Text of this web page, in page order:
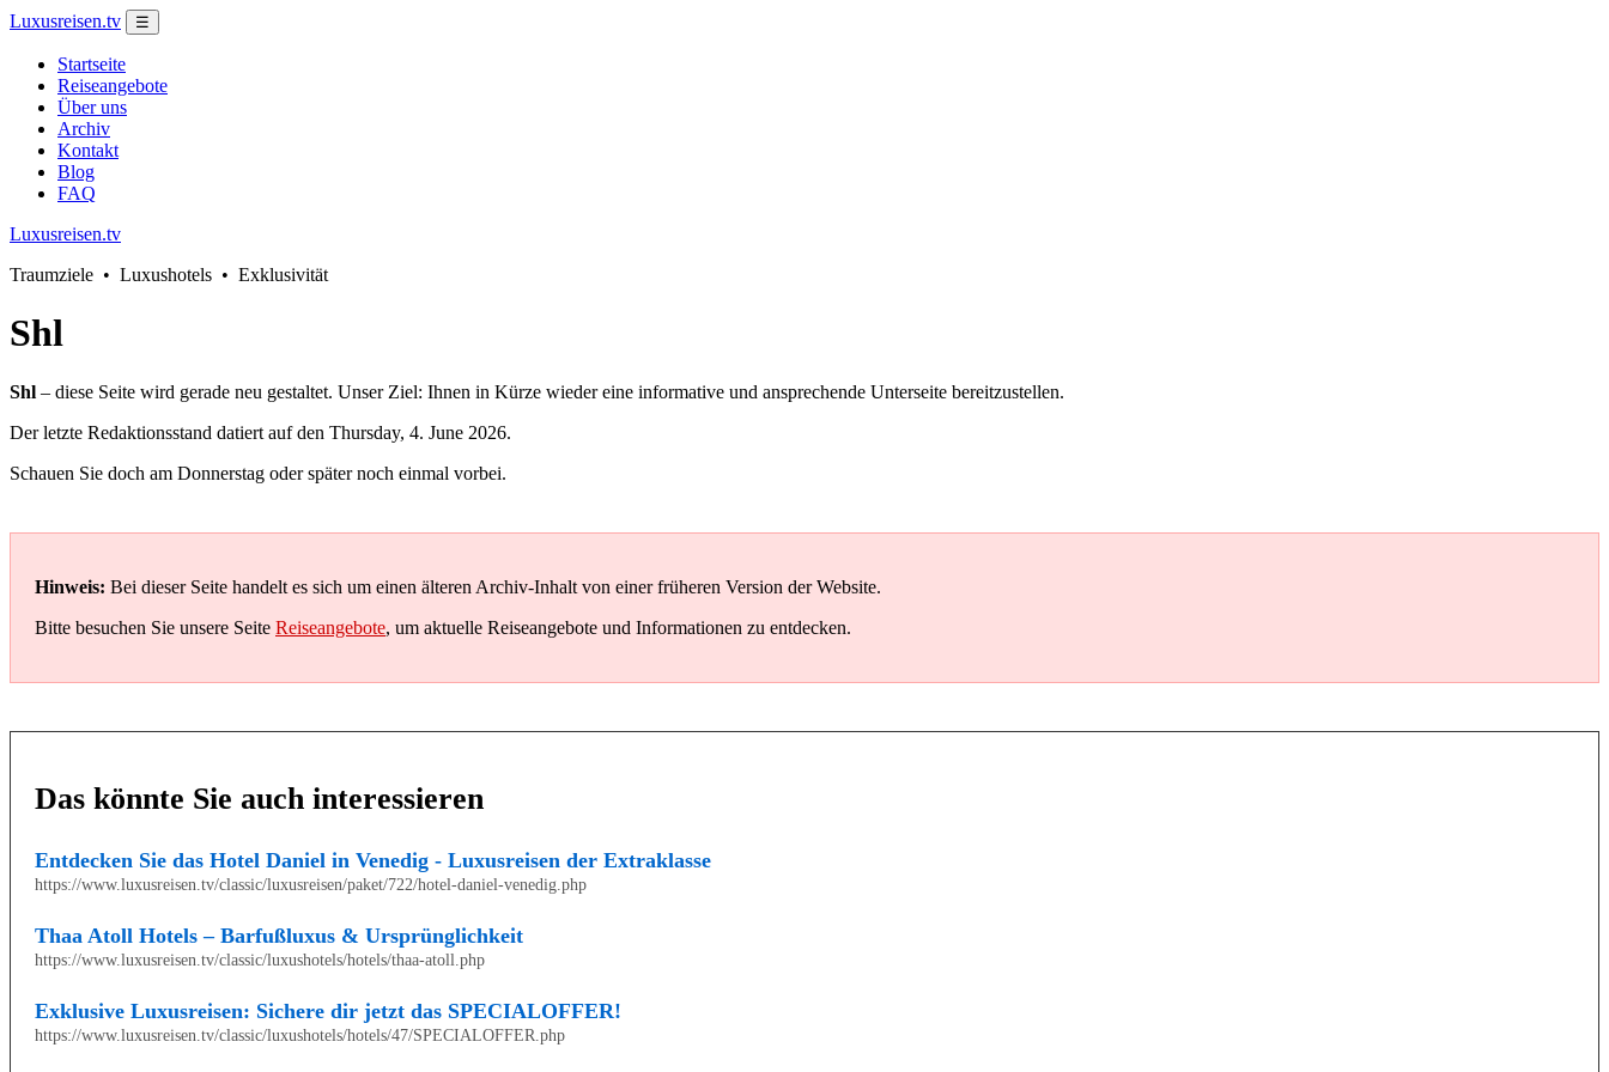
Luxusreisen.tv ☰
Startseite
Reiseangebote
Über uns
Archiv
Kontakt
Blog
FAQ
Luxusreisen.tv
Traumziele • Luxushotels • Exklusivität
Shl
Shl – diese Seite wird gerade neu gestaltet. Unser Ziel: Ihnen in Kürze wieder eine informative und ansprechende Unterseite bereitzustellen.
Der letzte Redaktionsstand datiert auf den Thursday, 4. June 2026.
Schauen Sie doch am Donnerstag oder später noch einmal vorbei.
Hinweis: Bei dieser Seite handelt es sich um einen älteren Archiv-Inhalt von einer früheren Version der Website.
Bitte besuchen Sie unsere Seite Reiseangebote, um aktuelle Reiseangebote und Informationen zu entdecken.
Das könnte Sie auch interessieren
Entdecken Sie das Hotel Daniel in Venedig - Luxusreisen der Extraklasse
https://www.luxusreisen.tv/classic/luxusreisen/paket/722/hotel-daniel-venedig.php
Thaa Atoll Hotels – Barfußluxus & Ursprünglichkeit
https://www.luxusreisen.tv/classic/luxushotels/hotels/thaa-atoll.php
Exklusive Luxusreisen: Sichere dir jetzt das SPECIALOFFER!
https://www.luxusreisen.tv/classic/luxushotels/hotels/47/SPECIALOFFER.php